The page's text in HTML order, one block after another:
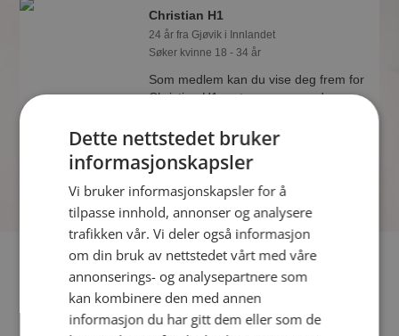
Christian H1
24 år fra Gjøvik i Innlandet
Søker kvinne 18 - 34 år
Som medlem kan du vise deg frem for
Christian H1 og tusener av andre
se hvem som synes du er interessant.
Fler single
Flere singlemenn fra Gjøvik:MorteP,Trond86123
Elverum70
Dette nettstedet bruker
informasjonskapsler
Vi bruker informasjonskapsler for å
tilpasse innhold, annonser og analysere
trafikken vår. Vi deler også informasjon
om din bruk av nettstedet vårt med våre
annonserings- og analysepartnere som
kan kombinere den med annen
informasjon du har gitt dem eller som de